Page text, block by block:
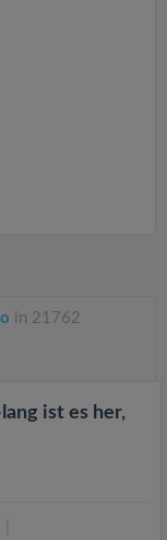
in 21762
ist es her,